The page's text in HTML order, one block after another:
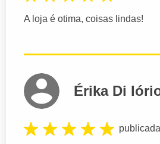
A loja é otima, coisas lindas!
Érika Di